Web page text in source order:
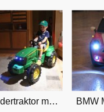
Kindertraktor mit Licht